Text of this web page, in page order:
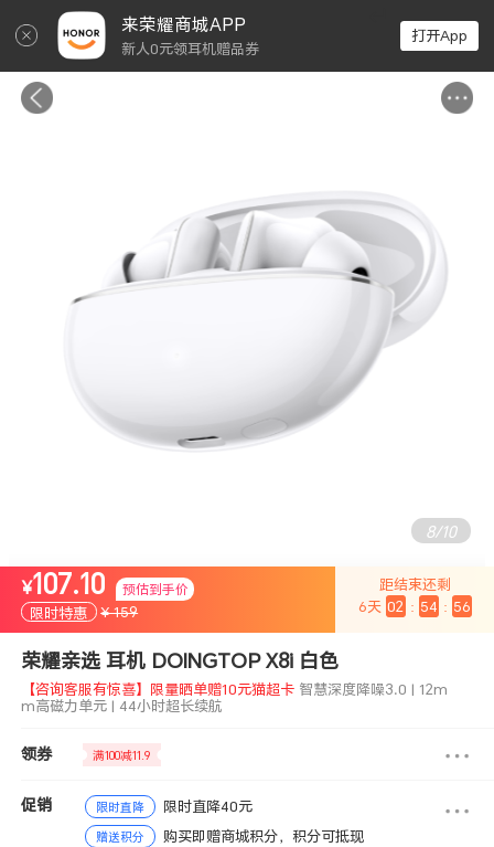
来荣耀商城APP
新人0元领耳机赠品券
打开App
8/10
【咨询客服有惊喜】限量晒单赠10元猫超卡
智慧深度降噪3.0 | 12m
m高磁力单元 | 44小时超长续航
¥107.10 预估到手价
限时特惠 ¥ 159
距结束还剩
6天 02 : 54 : 55
荣耀亲选 耳机 DOINGTOP X8i 白色
【咨询客服有惊喜】限量晒单赠10元猫超卡 智慧深度降噪3.0 | 12m
m高磁力单元 | 44小时超长续航
领券 满100减11.9
促销 限时直降 限时直降40元
赠送积分 购买即赠商城积分，积分可抵现